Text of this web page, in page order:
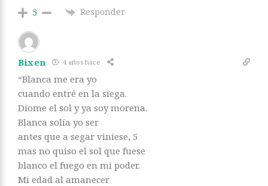
5 Responder
Bixen 4 años hace
“Blanca me era yo
cuando entré en la siega.
Diome el sol y ya soy morena.
Blanca solía yo ser
antes que a segar viniese, 5
mas no quiso el sol que fuese
blanco el fuego en mi poder.
Mi edad al amanecer